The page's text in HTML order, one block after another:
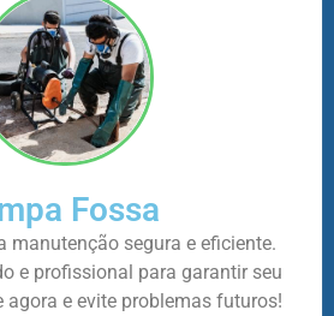
Fossa
manutenção segura e eficiente.
e profissional para garantir seu
agora e evite problemas futuros!